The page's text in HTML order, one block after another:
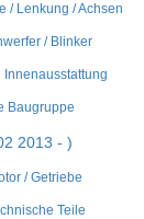
/ Lenkung / Achsen
/ Blinker
Innenausstattung
Baugruppe
2013 - )
/ Getriebe
Teile